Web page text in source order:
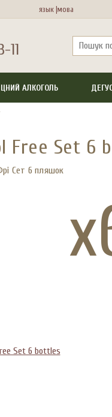
язык |мова
11
АЛКОГОЛЬ
Free Set 6
Сет 6 пляшок